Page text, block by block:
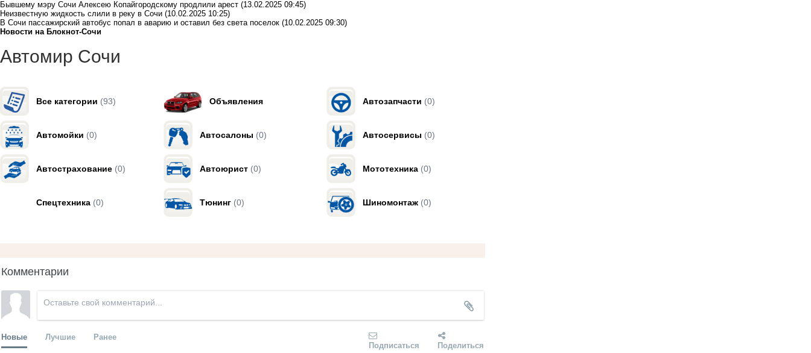
Бывшему мэру Сочи Алексею Копайгородскому продлили арест (13.02.2025 09:45)
Неизвестную жидкость слили в реку в Сочи (10.02.2025 10:25)
В Сочи пассажирский автобус попал в аварию и оставил без света поселок (10.02.2025 09:30)
Новости на Блoкнoт-Сочи
Автомир Сочи
Все категории (93) Объявления Автозапчасти (0)
Автомойки (0) Автосалоны (0) Автосервисы (0)
Автострахование (0) Автоюрист (0) Мототехника (0)
Спецтехника (0) Тюнинг (0) Шиномонтаж (0)
Комментарии
Новые Лучшие Ранее
Подписаться Поделиться